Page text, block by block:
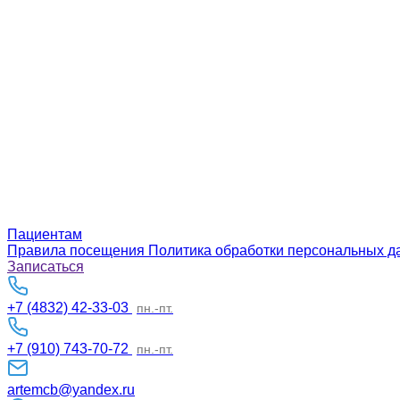
Пациентам
Правила посещения Политика обработки персональных
Записаться
+7 (4832) 42-33-03 пн.-пт.
+7 (910) 743-70-72 пн.-пт.
artemcb@yandex.ru